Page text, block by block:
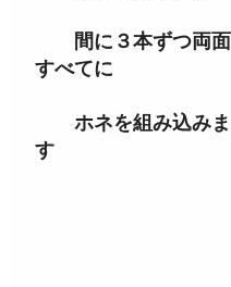
間に３本ずつ両面
すべてに
ホネを組み込みま
す